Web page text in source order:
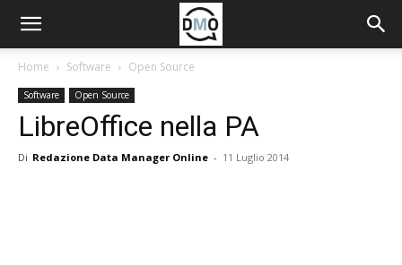
Home Software Open Source
Software Open Source
LibreOffice nella PA
Di Redazione Data Manager Online - 11 Luglio 2014